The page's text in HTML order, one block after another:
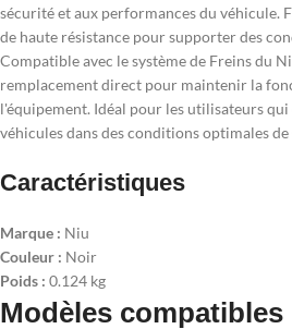
sécurité et aux performances du véhicule.
de haute résistance pour supporter des
Compatible avec le système de Freins du
remplacement direct pour maintenir la
l'équipement. Idéal pour les utilisateurs
véhicules dans des conditions optimales
Caractéristiques
Marque : Niu
Couleur : Noir
Poids : 0.124 kg
Modèles compatibles